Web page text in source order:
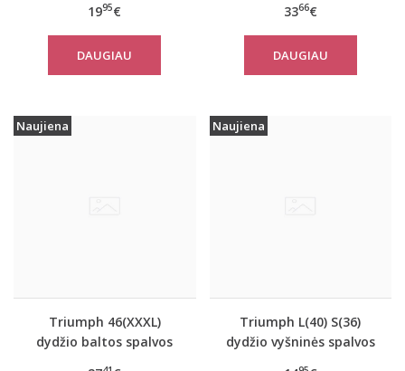
EverNew Shirt 01
1995€
DAUGIAU
marškinėliai women
move FLOW Tank Top
3366€
DAUGIAU
Naujiena
Triumph 46(XXXL)
dydžio baltos spalvos
Naujiena
Triumph L(40) S(36)
dydžio vyšninės spalvos